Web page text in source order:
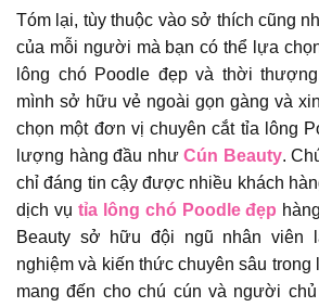
Tóm lại, tùy thuộc vào sở thích cũng
của mỗi người mà bạn có thể lựa
lông chó Poodle đẹp và thời
mình sở hữu vẻ ngoài gọn gàng và
chọn một đơn vị chuyên cắt tỉa lông
lượng hàng đầu nhưCún Beauty.
chỉ đáng tin cậy được nhiều khách
dịch vụ tỉa lông chó Poodle đẹp
Beauty sở hữu đội ngũ nhân viên
nghiệm và kiến thức chuyên sâu trong
mang đến cho chú cún và người